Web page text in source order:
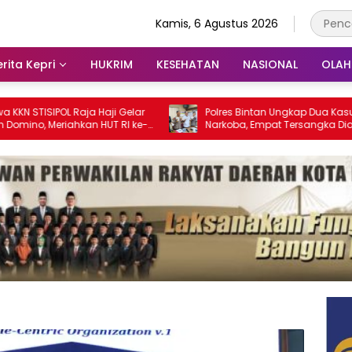
Kamis, 6 Agustus 2026
Kepri HUKRIM KESEHATAN NASIONAL
Raja Haji Gelar
HUT RI ke-
Polres Bintan Ungkap Dua Kasus
Narkoba, Empat Tersangka Diamankan